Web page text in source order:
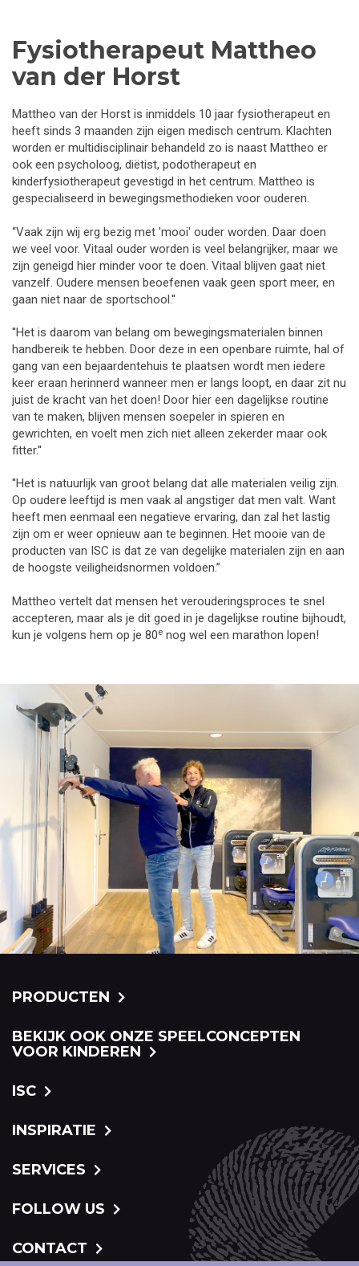
Fysiotherapeut Mattheo
van der Horst
Mattheo van der Horst is inmiddels 10 jaar fysiotherapeut en
heeft sinds 3 maanden zijn eigen medisch centrum. Klachten
worden er multidisciplinair behandeld zo is naast Mattheo er
ook een psycholoog, diëtist, podotherapeut en
kinderfysiotherapeut gevestigd in het centrum. Mattheo is
gespecialiseerd in bewegingsmethodieken voor ouderen.
“Vaak zijn wij erg bezig met 'mooi' ouder worden. Daar doen
we veel voor. Vitaal ouder worden is veel belangrijker, maar we
zijn geneigd hier minder voor te doen. Vitaal blijven gaat niet
vanzelf. Oudere mensen beoefenen vaak geen sport meer, en
gaan niet naar de sportschool.''
''Het is daarom van belang om bewegingsmaterialen binnen
handbereik te hebben. Door deze in een openbare ruimte, hal of
gang van een bejaardentehuis te plaatsen wordt men iedere
keer eraan herinnerd wanneer men er langs loopt, en daar zit nu
juist de kracht van het doen! Door hier een dagelijkse routine
van te maken, blijven mensen soepeler in spieren en
gewrichten, en voelt men zich niet alleen zekerder maar ook
fitter.''
''Het is natuurlijk van groot belang dat alle materialen veilig zijn.
Op oudere leeftijd is men vaak al angstiger dat men valt. Want
heeft men eenmaal een negatieve ervaring, dan zal het lastig
zijn om er weer opnieuw aan te beginnen. Het mooie van de
producten van ISC is dat ze van degelijke materialen zijn en aan
de hoogste veiligheidsnormen voldoen.”
Mattheo vertelt dat mensen het verouderingsproces te snel
accepteren, maar als je dit goed in je dagelijkse routine bijhoudt,
kun je volgens hem op je 80e nog wel een marathon lopen!
PRODUCTEN
BEKIJK OOK ONZE SPEELCONCEPTEN
VOOR KINDEREN
ISC
INSPIRATIE
SERVICES
FOLLOW US
CONTACT